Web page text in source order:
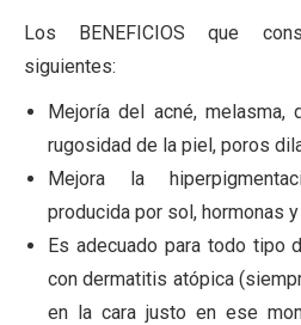
Los BENEFICIOS que
siguientes:
Mejoría del acné, melasma,
rugosidad de la piel, poros
Mejora la
producida por sol, hormonas
Es adecuado para todo tipo
con dermatitis atópica
en la cara justo en ese